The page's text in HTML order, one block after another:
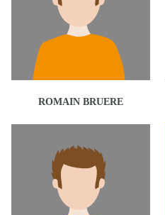
ROMAIN BRUERE